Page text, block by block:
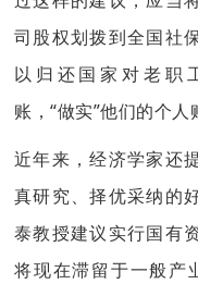
司股权划拨到全国社
以归还国家对老职
账，“做实”他们的个人
近年来，经济学家还
真研究、择优采纳的
泰教授建议实行国有
将现在滞留于一般产